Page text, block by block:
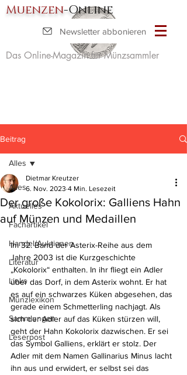
Muenzen-Online
Das Online-Magazin für Münzsammler
Newsletter abbonieren
Beitrag
Alles
Aktuelles
Fachartikel
Handel/Auktionen
Literatur
Links
Münzlexikon
Sammlungen
Leserpost
Alles
Der große Kokolorix: Galliens Hahn
auf Münzen und Medaillen
Dietmar Kreutzer
6. Nov. 2023 4 Min. Lesezeit
Im 32. Band der Asterix-Reihe aus dem
Jahre 2003 ist die Kurzgeschichte
„Kokolorix“ enthalten. In ihr fliegt ein Adler
über das Dorf, in dem Asterix wohnt. Er hat
es auf ein schwarzes Küken abgesehen, das
gerade einem Schmetterling nachjagt. Als
sich der Adler auf das Küken stürzen will,
geht der Hahn Kokolorix dazwischen. Er sei
das Symbol Galliens, erklärt er stolz. Der
Adler mit dem Namen Gallinarius Minus lacht
ihn aus und erwidert, er selbst sei das